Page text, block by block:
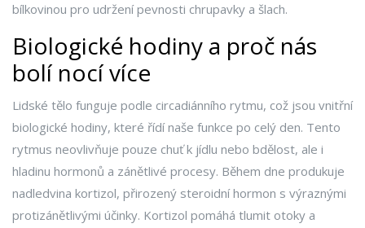
bílkovinou pro udržení pevnosti chrupavky a šlach.
Biologické hodiny a proč nás
bolí nocí více
Lidské tělo funguje podle circadiánního rytmu, což jsou vnitřní
biologické hodiny, které řídí naše funkce po celý den. Tento
rytmus neovlivňuje pouze chuť k jídlu nebo bdělost, ale i
hladinu hormonů a zánětlivé procesy. Během dne produkuje
nadledvina kortizol, přirozený steroidní hormon s výraznými
protizánětlivými účinky. Kortizol pomáhá tlumit otoky a